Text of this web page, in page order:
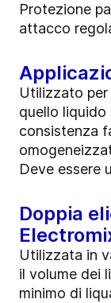
Protezione
attacco
Utilizzato
quello liquido
consistenza
Deve essere
Doppia
Utilizzata in
il volume dei
minimo di